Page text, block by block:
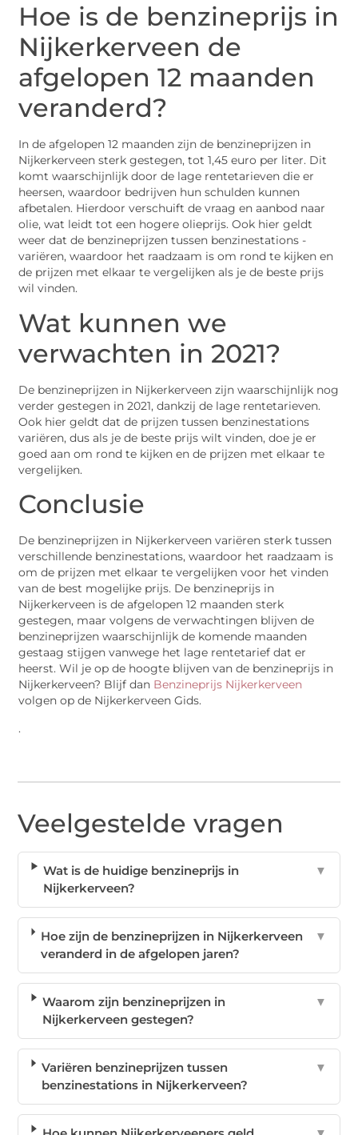
Hoe is de benzineprijs in
Nijkerkerveen de
afgelopen 12 maanden
veranderd?
In de afgelopen 12 maanden zijn de benzineprijzen in
Nijkerkerveen sterk gestegen, tot 1,45 euro per liter. Dit
komt waarschijnlijk door de lage rentetarieven die er
heersen, waardoor bedrijven hun schulden kunnen
afbetalen. Hierdoor verschuift de vraag en aanbod naar
olie, wat leidt tot een hogere olieprijs. Ook hier geldt
weer dat de benzineprijzen tussen benzinestations ­
variëren, waardoor het raadzaam is om rond te kijken en
de prijzen met elkaar te vergelijken als je de beste prijs
wil vinden.
Wat kunnen we
verwachten in 2021?
De benzineprijzen in Nijkerkerveen zijn waarschijnlijk nog
verder gestegen in 2021, dankzij de lage rentetarieven.
Ook hier geldt dat de prijzen tussen benzinestations
variëren, dus als je de beste prijs wilt vinden, doe je er
goed aan om rond te kijken en de prijzen met elkaar te
vergelijken.
Conclusie
De benzineprijzen in Nijkerkerveen variëren sterk tussen
verschillende benzinestations, waardoor het raadzaam is
om de prijzen met elkaar te vergelijken voor het vinden
van de best mogelijke prijs. De benzineprijs in
Nijkerkerveen is de afgelopen 12 maanden sterk
gestegen, maar volgens de verwachtingen blijven de
benzineprijzen waarschijnlijk de komende maanden
gestaag stijgen vanwege het lage rentetarief dat er
heerst. Wil je op de hoogte blijven van de benzineprijs in
Nijkerkerveen? Blijf dan Benzineprijs Nijkerkerveen
volgen op de Nijkerkerveen Gids.
.
Veelgestelde vragen
Wat is de huidige benzineprijs in
Nijkerkerveen?
▼
Hoe zijn de benzineprijzen in Nijkerkerveen
veranderd in de afgelopen jaren?
▼
Waarom zijn benzineprijzen in
Nijkerkerveen gestegen?
▼
Variëren benzineprijzen tussen
benzinestations in Nijkerkerveen?
▼